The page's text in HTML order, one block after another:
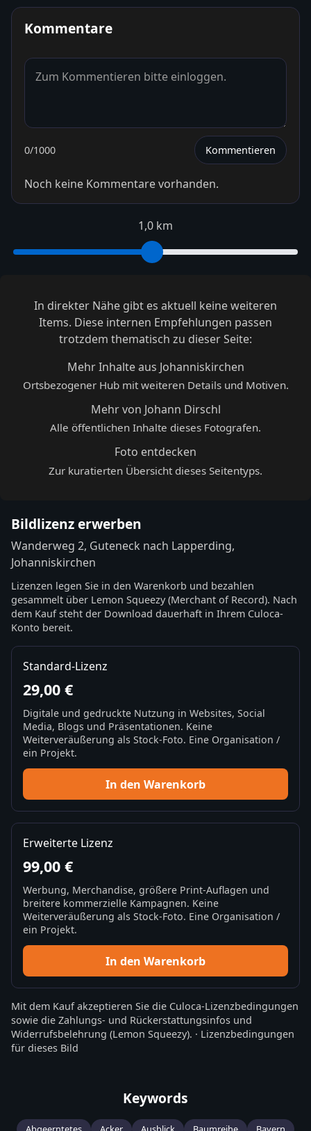
Kommentare
0/1000 Kommentieren
Noch keine Kommentare vorhanden.
1,0 km
In direkter Nähe gibt es aktuell keine weiteren
Items. Diese internen Empfehlungen passen
trotzdem thematisch zu dieser Seite:
Mehr Inhalte aus Johanniskirchen
Ortsbezogener Hub mit weiteren Details und Motiven.
Mehr von Johann Dirschl
Alle öffentlichen Inhalte dieses Fotografen.
Foto entdecken
Zur kuratierten Übersicht dieses Seitentyps.
Bildlizenz erwerben
Wanderweg 2, Guteneck nach Lapperding,
Johanniskirchen
Lizenzen legen Sie in den Warenkorb und bezahlen
gesammelt über Lemon Squeezy (Merchant of Record). Nach
dem Kauf steht der Download dauerhaft in Ihrem Culoca-
Konto bereit.
Standard-Lizenz
29,00 €
Digitale und gedruckte Nutzung in Websites, Social
Media, Blogs und Präsentationen. Keine
Weiterveräußerung als Stock-Foto. Eine Organisation /
ein Projekt.
In den Warenkorb
Erweiterte Lizenz
99,00 €
Werbung, Merchandise, größere Print-Auflagen und
breitere kommerzielle Kampagnen. Keine
Weiterveräußerung als Stock-Foto. Eine Organisation /
ein Projekt.
In den Warenkorb
Mit dem Kauf akzeptieren Sie die Culoca-Lizenzbedingungen
sowie die Zahlungs- und Rückerstattungsinfos und
Widerrufsbelehrung (Lemon Squeezy). · Lizenzbedingungen
für dieses Bild
Keywords